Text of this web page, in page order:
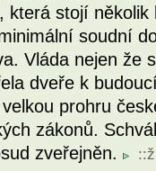
která stojí
soudní
Vláda nejen že
dveře k
prohru
zákonů.
zveřejněn.
::